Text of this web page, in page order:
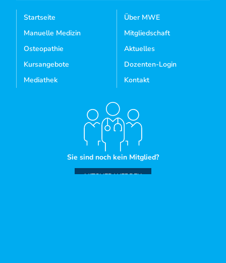
Startseite
Manuelle Medizin
Osteopathie
Kursangebote
Mediathek
Über MWE
Mitgliedschaft
Aktuelles
Dozenten-Login
Kontakt
Sie sind noch kein Mitglied?
MITGLIED WERDEN